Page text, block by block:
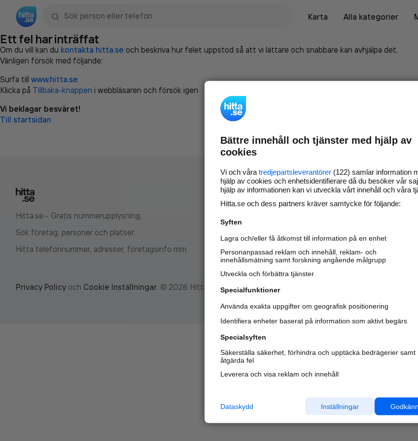
Karta
Alla kategorier
Ett fel har inträffat
Om du vill kan du kontakta hitta.se och beskriva hur felet uppstod så att vi lättare och snabbare kan avhjälpa det.
Vänligen försök med följande:
Surfa till www.hitta.se
Klicka på Tillbaka-knappen i webbläsaren och försök igen
Vi beklagar besväret!
Till startsidan
Hitta.se - Gratis nummerupplysning.
Sök företag, personer och platser.
Hitta telefonnummer, adresser, företagsinfo mm.
Marknadsför företaget på
nya kunder och
samarbetspartners nära dig.
Läs mer här
Privacy Policy och Cookie Inställningar. © 2026 Hitta.se
Bättre innehåll och tjänster med hjälp av
cookies
Vi och våra tredjepartsleverantörer (122) samlar information
hjälp av cookies och enhetsidentifierare då du besöker vår
hjälp av informationen kan vi utveckla vårt innehåll och våra
Hitta.se och dess partners kräver samtycke för följande:
Syften
Lagra och/eller få åtkomst till information på en enhet
Personanpassad reklam och innehåll, reklam- och
innehållsmätning samt forskning angående målgrupp
Utveckla och förbättra tjänster
Specialfunktioner
Använda exakta uppgifter om geografisk positionering
Identifiera enheter baserat på information som aktivt begärs
Specialsyften
Säkerställa säkerhet, förhindra och upptäcka bedrägerier samt
åtgärda fel
Leverera och visa reklam och innehåll
Inställningar
Dataskydd